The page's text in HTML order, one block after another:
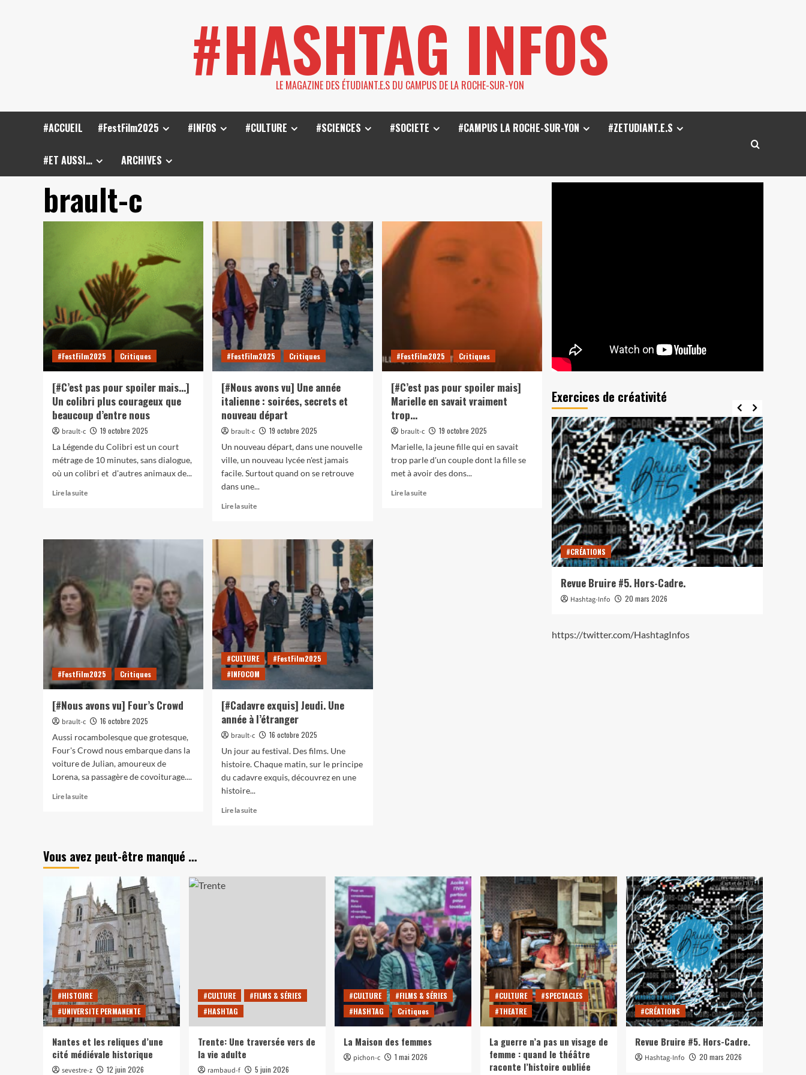
#HASHTAG INFOS
LE MAGAZINE DES ÉTUDIANT.E.S DU CAMPUS DE LA ROCHE-SUR-YON
#ACCUEIL #FestFilm2025 #INFOS #CULTURE #SCIENCES #SOCIETE #CAMPUS LA ROCHE-SUR-YON #ZETUDIANT.E.S
#ET AUSSI… ARCHIVES
brault-c
#FestFilm2025 Critiques
[#C’est pas pour spoiler mais…]
Un colibri plus courageux que
beaucoup d’entre nous
brault-c
19 octobre 2025
La Légende du Colibri est un court
métrage de 10 minutes, sans dialogue,
où un colibri et d'autres animaux de...
Lire la suiteEn
mais…]
Un
colibri
plus
courageux
que
beaucoup
d’entre
nous
#FestFilm2025 Critiques
[#Nous avons vu] Une année
italienne : soirées, secrets et
nouveau départ
brault-c
19 octobre 2025
Un nouveau départ, dans une nouvelle
ville, un nouveau lycée n'est jamais
facile. Surtout quand on se retrouve
dans une...
Lire la suiteEn
sur
Une
année
italienne
:
soirées,
secrets
et
nouveau
départ
#FestFilm2025 Critiques
[#C’est pas pour spoiler mais]
Marielle en savait vraiment
trop…
brault-c
19 octobre 2025
Marielle, la jeune fille qui en savait
trop parle d'un couple dont la fille se
met à avoir des dons...
Lire la suiteEn
#FestFilm2025 Critiques
[#Nous avons vu] Four’s Crowd
brault-c
16 octobre 2025
Aussi rocambolesque que grotesque,
Four's Crowd nous embarque dans la
voiture de Julian, amoureux de
Lorena, sa passagère de covoiturage....
Lire la suiteEn
vu]
Crowd
#CULTURE
#FestFilm2025
#INFOCOM
[#Cadavre exquis] Jeudi. Une
année à l’étranger
brault-c
16 octobre 2025
Un jour au festival. Des films. Une
histoire. Chaque matin, sur le principe
du cadavre exquis, découvrez en une
histoire...
Lire la suiteEn
Jeudi.
Exercices de créativité
#CRÉATIONS
Court-métrage 2025: «Au suivant !»
rohan-f
#CRÉATIONS
Revue Bruire #5. Hors-Cadre.
Hashtag-Info 20 mars 2026
https://twitter.com/HashtagInfos
Vous avez peut-être manqué …
#HISTOIRE
#UNIVERSITE PERMANENTE
Nantes et les reliques d’une
cité médiévale historique
sevestre-z 12 juin 2026
#CULTURE
#FILMS & SÉRIES
#HASHTAG
Trente: Une traversée vers de
la vie adulte
rambaud-f 5 juin 2026
#CULTURE
#FILMS & SÉRIES
#HASHTAG
Critiques
La Maison des femmes
pichon-c 1 mai 2026
#CULTURE
#SPECTACLES
#THEATRE
La guerre n’a pas un visage de
femme : quand le théâtre
raconte l’histoire oubliée
#CRÉATIONS
Revue Bruire #5. Hors-Cadre.
Hashtag-Info 20 mars 2026